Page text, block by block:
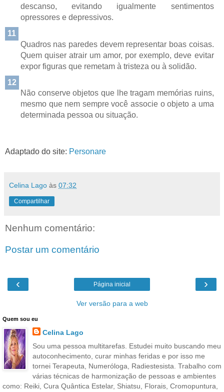
descanso, evitando igualmente sentimentos
opressores e depressivos.
11
Quadros nas paredes devem representar boas coisas.
Quem quiser atrair um amor, por exemplo, deve evitar
expor figuras que remetam à tristeza ou à solidão.
12
Não conserve objetos que lhe tragam memórias ruins,
mesmo que nem sempre você associe o objeto a uma
determinada pessoa ou situação.
Adaptado do site: Personare
Celina Lago às 07:32
Compartilhar
Nenhum comentário:
Postar um comentário
‹ ›
Página inicial
Ver versão para a web
Quem sou eu
Celina Lago
Sou uma pessoa multitarefas. Estudei muito buscando meu
autoconhecimento, curar minhas feridas e por isso me
tornei Terapeuta, Numeróloga, Radiestesista. Trabalho com
várias técnicas de harmonização de pessoas e ambientes
como: Reiki, Cura Quântica Estelar, Shiatsu, Florais, Cromopuntura,